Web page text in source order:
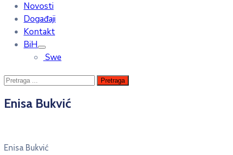
Novosti
Događaji
Kontakt
BiH
Swe
Enisa Bukvić
Enisa Bukvić